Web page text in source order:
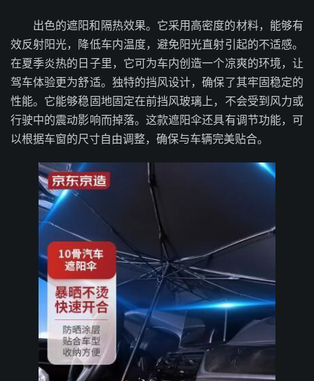
出色的遮阳和隔热效果。它采用高密度的材料，能够有
效反射阳光，降低车内温度，避免阳光直射引起的不适感。
在夏季炎热的日子里，它可为车内创造一个凉爽的环境，让
驾车体验更为舒适。独特的挡风设计，确保了其牢固稳定的
性能。它能够稳固地固定在前挡风玻璃上，不会受到风力或
行驶中的震动影响而掉落。这款遮阳伞还具有调节功能，可
以根据车窗的尺寸自由调整，确保与车辆完美贴合。